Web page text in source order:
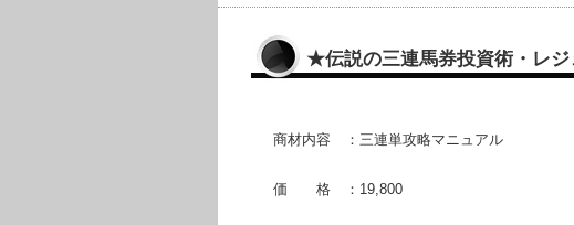
★伝説の三連馬券投資術・レ
商材内容 ：三連単攻略マニュアル
価 格 ：19,800